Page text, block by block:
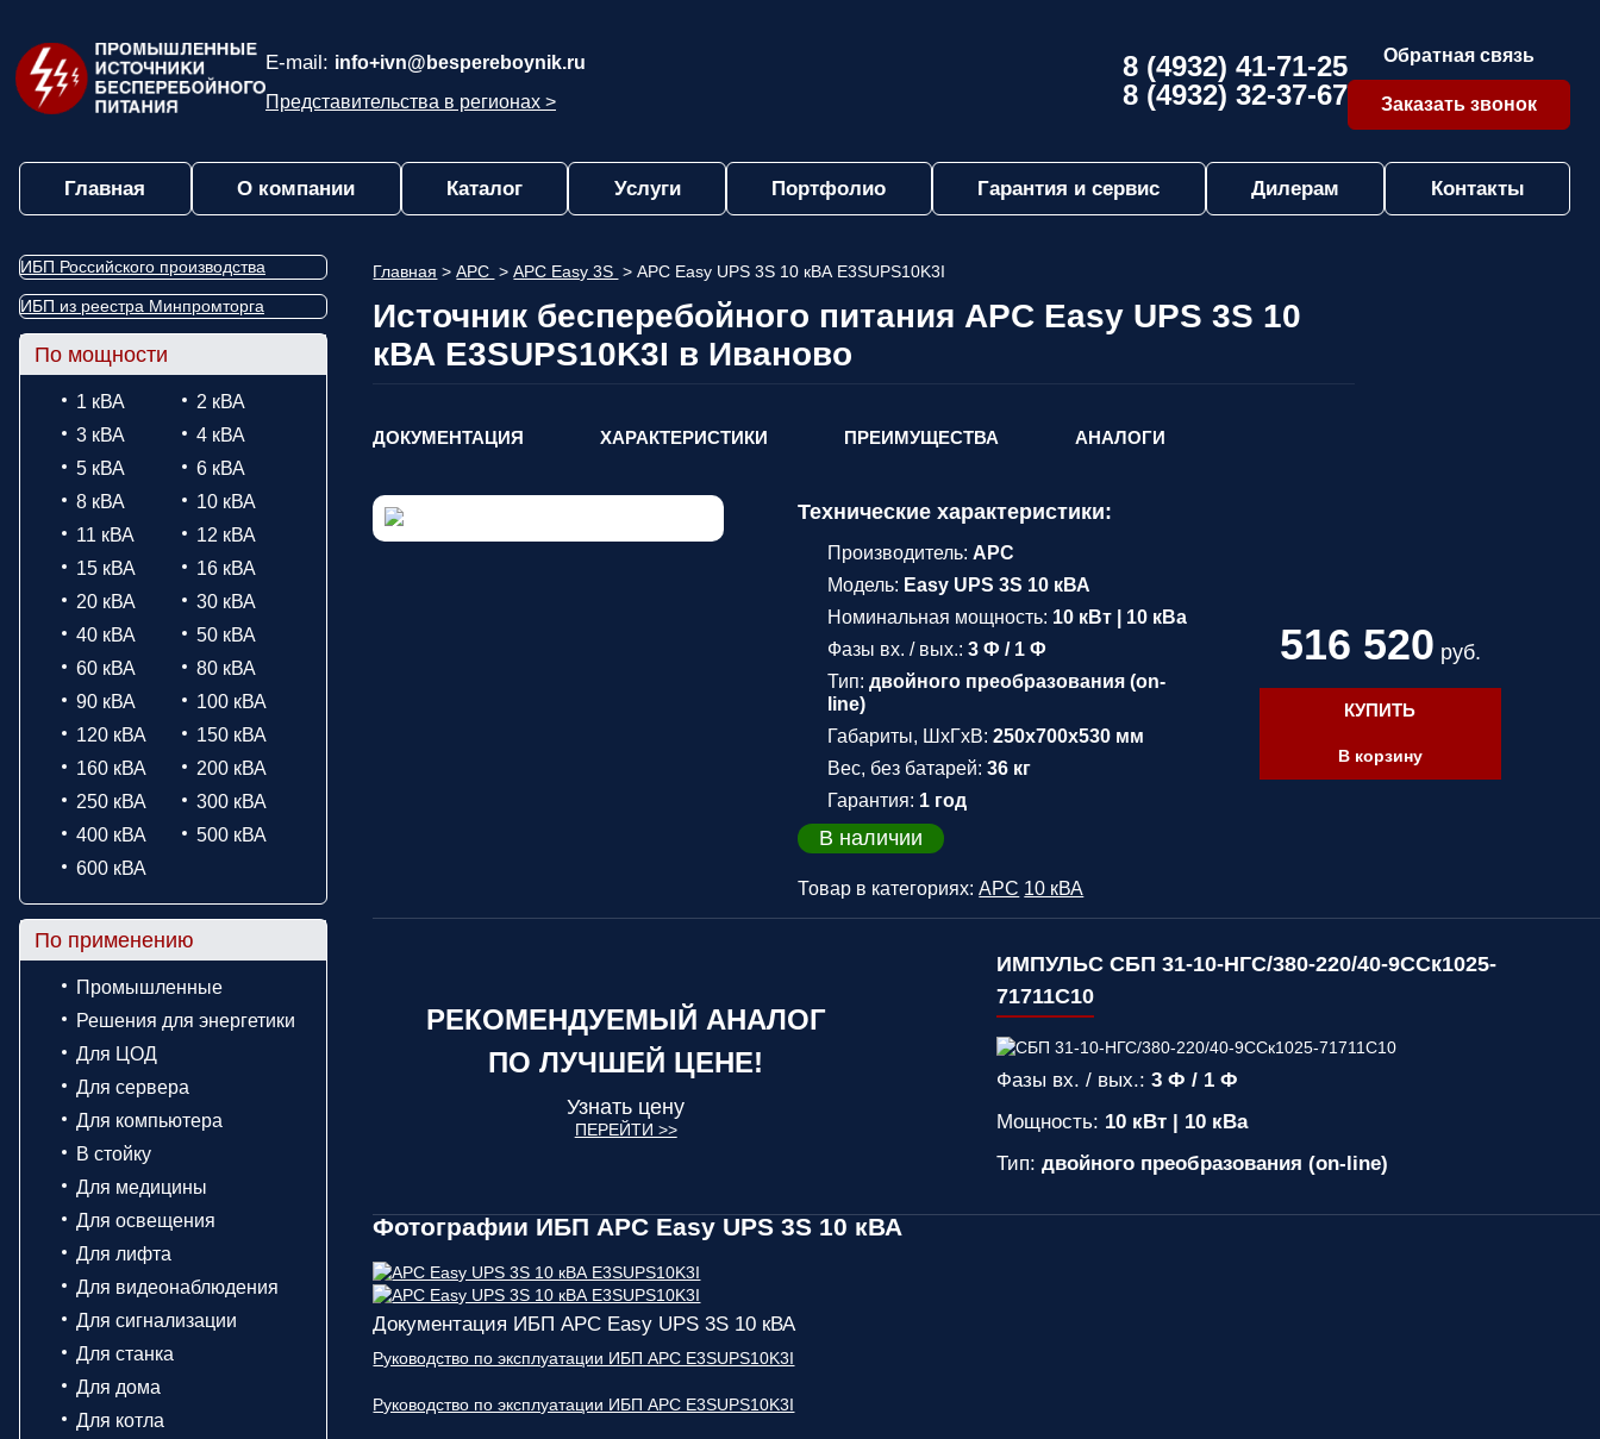
E-mail: info+ivn@bespereboynik.ru
Представительства в регионах >
8 (4932) 41-71-25
8 (4932) 32-37-67
Обратная связь
Заказать звонок
Главная О компании Каталог Услуги Портфолио Гарантия и сервис Дилерам Контакты
ИБП Российского производства
ИБП из реестра Минпромторга
По мощности
1 кВА
2 кВА
3 кВА
4 кВА
5 кВА
6 кВА
8 кВА
10 кВА
11 кВА
12 кВА
15 кВА
16 кВА
20 кВА
30 кВА
40 кВА
50 кВА
60 кВА
80 кВА
90 кВА
100 кВА
120 кВА
150 кВА
160 кВА
200 кВА
250 кВА
300 кВА
400 кВА
500 кВА
600 кВА
По применению
Промышленные
Решения для энергетики
Для ЦОД
Для сервера
Для компьютера
В стойку
Для медицины
Для освещения
Для лифта
Для видеонаблюдения
Для сигнализации
Для станка
Для дома
Для котла
Главная > APC > APC Easy 3S > APC Easy UPS 3S 10 кВА E3SUPS10K3I
Источник бесперебойного питания APC Easy UPS 3S 10
кВА E3SUPS10K3I в Иваново
ДОКУМЕНТАЦИЯ ХАРАКТЕРИСТИКИ ПРЕИМУЩЕСТВА АНАЛОГИ
Технические характеристики:
Производитель: APC
Модель: Easy UPS 3S 10 кВА
Номинальная мощность: 10 кВт | 10 кВа
Фазы вх. / вых.:3 Ф / 1 Ф
Тип:двойного преобразования (on-
line)
Габариты, ШхГхВ:250х700х530 мм
Вес, без батарей:36 кг
Гарантия: 1 год
В наличии
Товар в категориях:APC 10 кВА
516 520 руб.
КУПИТЬ
В корзину
РЕКОМЕНДУЕМЫЙ АНАЛОГ
ПО ЛУЧШЕЙ ЦЕНЕ!
Узнать цену
ПЕРЕЙТИ >>
ИМПУЛЬС СБП 31-10-НГС/380-220/40-9ССк1025-
71711С10
Фазы вх. / вых.: 3 Ф / 1 Ф
Мощность: 10 кВт | 10 кВа
Тип: двойного преобразования (on-line)
Фотографии ИБП APC Easy UPS 3S 10 кВА
Документация ИБП APC Easy UPS 3S 10 кВА
Руководство по эксплуатации ИБП APC E3SUPS10K3I
Руководство по эксплуатации ИБП APC E3SUPS10K3I